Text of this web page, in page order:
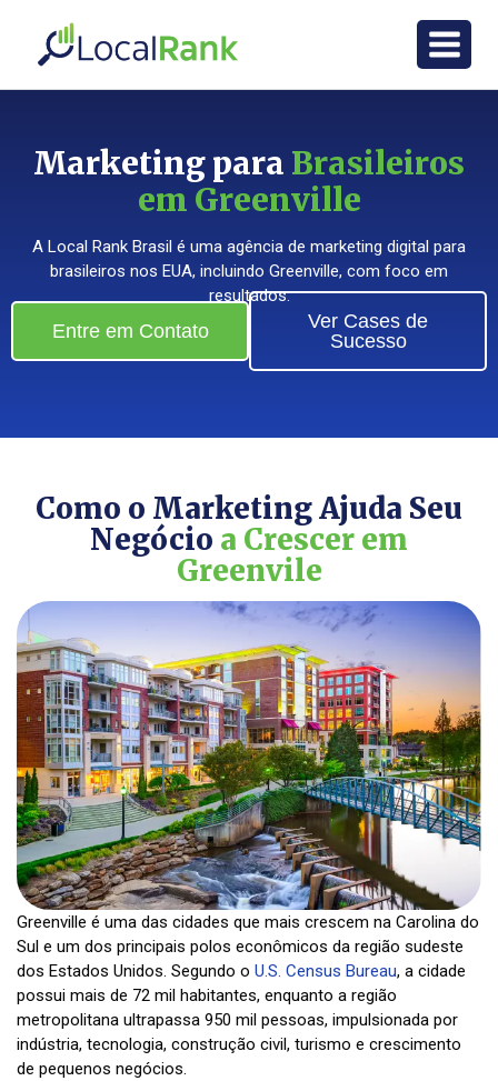
Marketing para Brasileiros
em Greenville
A Local Rank Brasil é uma agência de marketing digital para
brasileiros nos EUA, incluindo Greenville, com foco em
resultados.
Entre em Contato
Ver Cases de
Sucesso
Como o Marketing Ajuda Seu
Negócio a Crescer em
Greenvile
Greenville é uma das cidades que mais crescem na Carolina do
Sul e um dos principais polos econômicos da região sudeste
dos Estados Unidos. Segundo o U.S. Census Bureau, a cidade
possui mais de 72 mil habitantes, enquanto a região
metropolitana ultrapassa 950 mil pessoas, impulsionada por
indústria, tecnologia, construção civil, turismo e crescimento
de pequenos negócios.